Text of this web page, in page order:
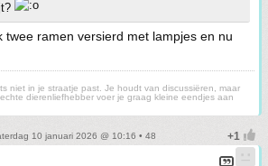
twee ramen versierd met lampjes en nu
niet in je straatje past. Je houdt van discussiëren, maar
dierenliefhebber voer je graag kleine eendjes aan
10 januari 2026 @ 10:16 • 48